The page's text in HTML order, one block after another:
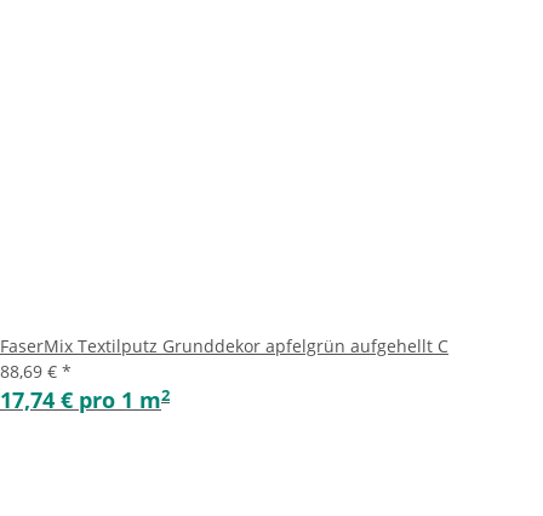
FaserMix Textilputz Grunddekor apfelgrün aufgehellt C
88,69 € *
17,74 € pro 1 m2